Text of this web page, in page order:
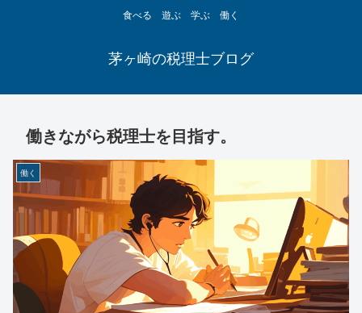
食べる 遊ぶ 学ぶ 働く
茅ヶ崎の税理士ブログ
働きながら税理士を目指す。
働く